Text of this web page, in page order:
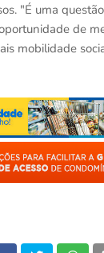
"É uma
de
mobilidade